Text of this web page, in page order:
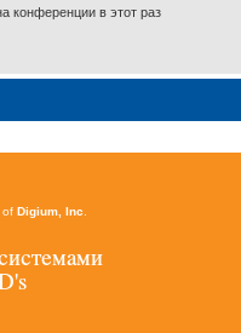
конференции в этот раз
of Digium, Inc.